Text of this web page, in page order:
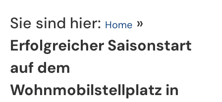
Sie sind hier: Home »
Erfolgreicher Saisonstart
auf dem
Wohnmobilstellplatz in